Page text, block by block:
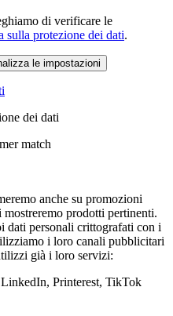
di verificare le
sulla protezione dei dati.
le impostazioni
dei dati
match
anche su promozioni
mostreremo prodotti pertinenti.
dati personali crittografati con i
i loro canali pubblicitari
già i loro servizi:
Printerest, TikTok